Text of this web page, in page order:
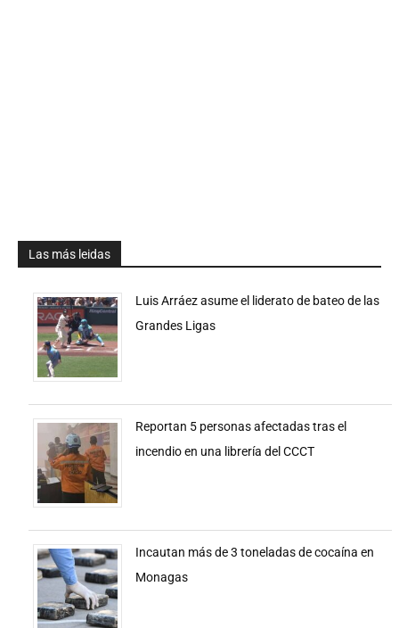
Las más leidas
Luis Arráez asume el liderato de bateo de las
Grandes Ligas
Reportan 5 personas afectadas tras el
incendio en una librería del CCCT
Incautan más de 3 toneladas de cocaína en
Monagas